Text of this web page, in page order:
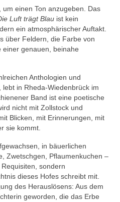
einen Ton anzugeben. Das
Luft trägt Blau ist kein
ein atmosphärischer Auftakt.
über Feldern, die Farbe von
genauen, beinahe
Anthologien und
in Rheda-Wiedenbrück im
Band ist eine poetische
nicht mit Zollstock und
Blicken, mit Erinnerungen, mit
sie kommt.
in bäuerlichen
Zwetschgen, Pflaumenkuchen –
sondern
dieses Hofes schreibt mit.
des Herauslösens: Aus dem
geworden, die das Erbe